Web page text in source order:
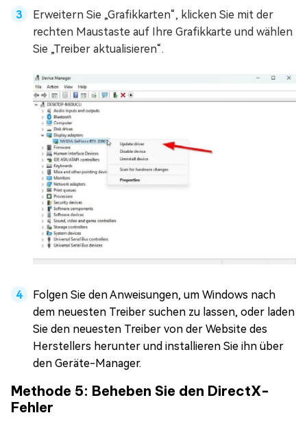
Erweitern Sie „Grafikkarten“, klicken Sie mit der
rechten Maustaste auf Ihre Grafikkarte und wählen
Sie „Treiber aktualisieren“.
Folgen Sie den Anweisungen, um Windows nach
dem neuesten Treiber suchen zu lassen, oder laden
Sie den neuesten Treiber von der Website des
Herstellers herunter und installieren Sie ihn über
den Geräte-Manager.
Methode 5: Beheben Sie den DirectX-
Fehler